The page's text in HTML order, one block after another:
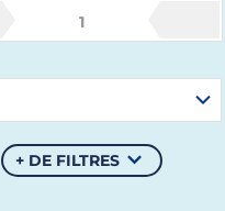
1
+ DE FILTRES